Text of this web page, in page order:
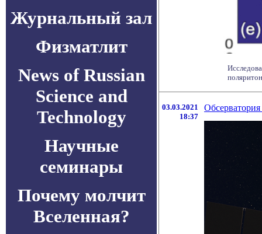
Журнальный зал
Физматлит
News of Russian
Science and
Technology
Научные
семинары
Почему молчит
Вселенная?
03.03.2021
18:37